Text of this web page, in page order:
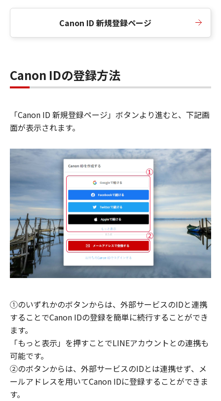
Canon ID 新規登録ページ
Canon IDの登録方法
「Canon ID 新規登録ページ」ボタンより進むと、下記画
面が表示されます。
①のいずれかのボタンからは、外部サービスのIDと連携
することでCanon IDの登録を簡単に続行することができ
ます。
「もっと表示」を押すことでLINEアカウントとの連携も
可能です。
②のボタンからは、外部サービスのIDとは連携せず、メ
ールアドレスを用いてCanon IDに登録することができま
す。